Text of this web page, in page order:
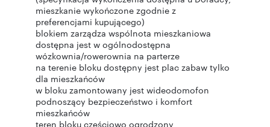
mieszkanie wykończone zgodnie z
preferencjami kupującego)
blokiem zarządza wspólnota mieszkaniowa
dostępna jest w ogólnodostępna
wózkownia/rowerownia na parterze
na terenie bloku dostępny jest plac zabaw tylko
dla mieszkańców
w bloku zamontowany jest wideodomofon
podnoszący bezpieczeństwo i komfort
mieszkańców
teren bloku częściowo ogrodzony